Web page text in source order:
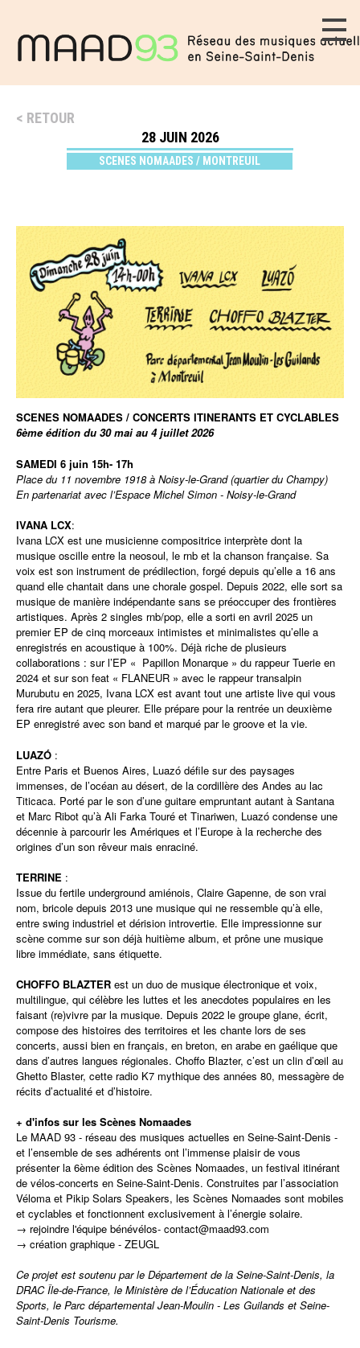
RETOUR
28 JUIN 2026
SCENES NOMAADES / MONTREUIL
SCENES NOMAADES / CONCERTS ITINERANTS ET CYCLABLES
6ème édition du 30 mai au 4 juillet 2026
SAMEDI 6 juin 15h- 17h
Place du 11 novembre 1918 à Noisy-le-Grand (quartier du Champy)
En partenariat avec l’Espace Michel Simon - Noisy-le-Grand
IVANA LCX:
Ivana LCX est une musicienne compositrice interprète dont la
musique oscille entre la neosoul, le rnb et la chanson française. Sa
voix est son instrument de prédilection, forgé depuis qu’elle a 16 ans
quand elle chantait dans une chorale gospel. Depuis 2022, elle sort sa
musique de manière indépendante sans se préoccuper des frontières
artistiques. Après 2 singles rnb/pop, elle a sorti en avril 2025 un
premier EP de cinq morceaux intimistes et minimalistes qu’elle a
enregistrés en acoustique à 100%. Déjà riche de plusieurs
collaborations : sur l’EP « Papillon Monarque » du rappeur Tuerie en
2024 et sur son feat « FLANEUR » avec le rappeur transalpin
Murubutu en 2025, Ivana LCX est avant tout une artiste live qui vous
fera rire autant que pleurer. Elle prépare pour la rentrée un deuxième
EP enregistré avec son band et marqué par le groove et la vie.
LUAZÓ :
Entre Paris et Buenos Aires, Luazó défile sur des paysages
immenses, de l’océan au désert, de la cordillère des Andes au lac
Titicaca. Porté par le son d’une guitare empruntant autant à Santana
et Marc Ribot qu’à Ali Farka Touré et Tinariwen, Luazó condense une
décennie à parcourir les Amériques et l’Europe à la recherche des
origines d’un son rêveur mais enraciné.
TERRINE :
Issue du fer­tile under­ground amié­nois, Claire Gapenne, de son vrai
nom, bri­cole depuis 2013 une musique qui ne res­semble qu’à elle,
entre swing indus­triel et déri­sion intro­ver­tie. Elle impres­sionne sur
scène comme sur son déjà hui­tième album, et prône une musique
libre immédiate, sans étiquette.
CHOFFO BLAZTER est un duo de musique électronique et voix,
multilingue, qui célèbre les luttes et les anecdotes populaires en les
faisant (re)vivre par la musique. Depuis 2022 le groupe glane, écrit,
compose des histoires des territoires et les chante lors de ses
concerts, aussi bien en français, en breton, en arabe en gaélique que
dans d’autres langues régionales. Choffo Blazter, c’est un clin d’œil au
Ghetto Blaster, cette radio K7 mythique des années 80, messagère de
récits d’actualité et d’histoire.
+ d'infos sur les Scènes Nomaades
Le MAAD 93 - réseau des musiques actuelles en Seine-Saint-Denis -
et l’ensemble de ses adhérents ont l’immense plaisir de vous
présenter la 6ème édition des Scènes Nomaades, un festival itinérant
de vélos-concerts en Seine-Saint-Denis. Construites par l’association
Véloma et Pikip Solars Speakers, les Scènes Nomaades sont mobiles
et cyclables et fonctionnent exclusivement à l’énergie solaire.
→ rejoindre l'équipe bénévélos- contact@maad93.com
→ création graphique - ZEUGL
Ce projet est soutenu par le Département de la Seine-Saint-Denis, la
DRAC Île-de-France, le Ministère de l’Éducation Nationale et des
Sports, le Parc départemental Jean-Moulin - Les Guilands et Seine-
Saint-Denis Tourisme.